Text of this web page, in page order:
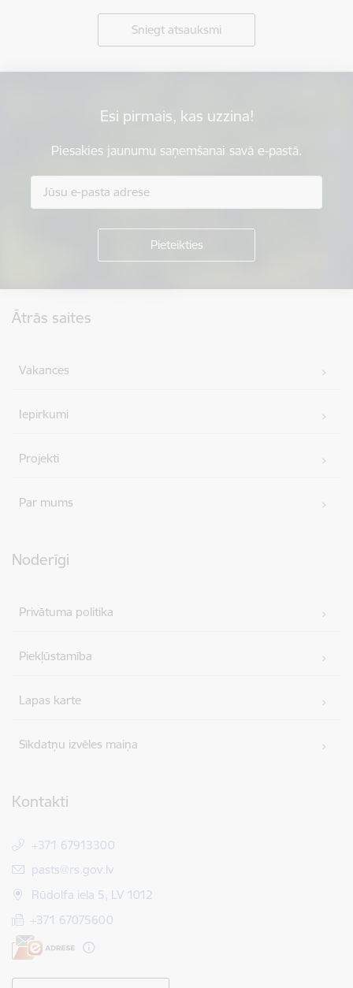
Sniegt atsauksmi
Esi pirmais, kas uzzina!
Piesakies jaunumu saņemšanai savā e-pastā.
Ātrās saites
Vakances
Iepirkumi
Projekti
Par mums
Noderīgi
Privātuma politika
Piekļūstamība
Lapas karte
Sīkdatņu izvēles maiņa
Kontakti
+371 67913300
E-pasts:
pasts@rs.gov.lv
Rūdolfa iela 5, LV 1012
+371 67075600